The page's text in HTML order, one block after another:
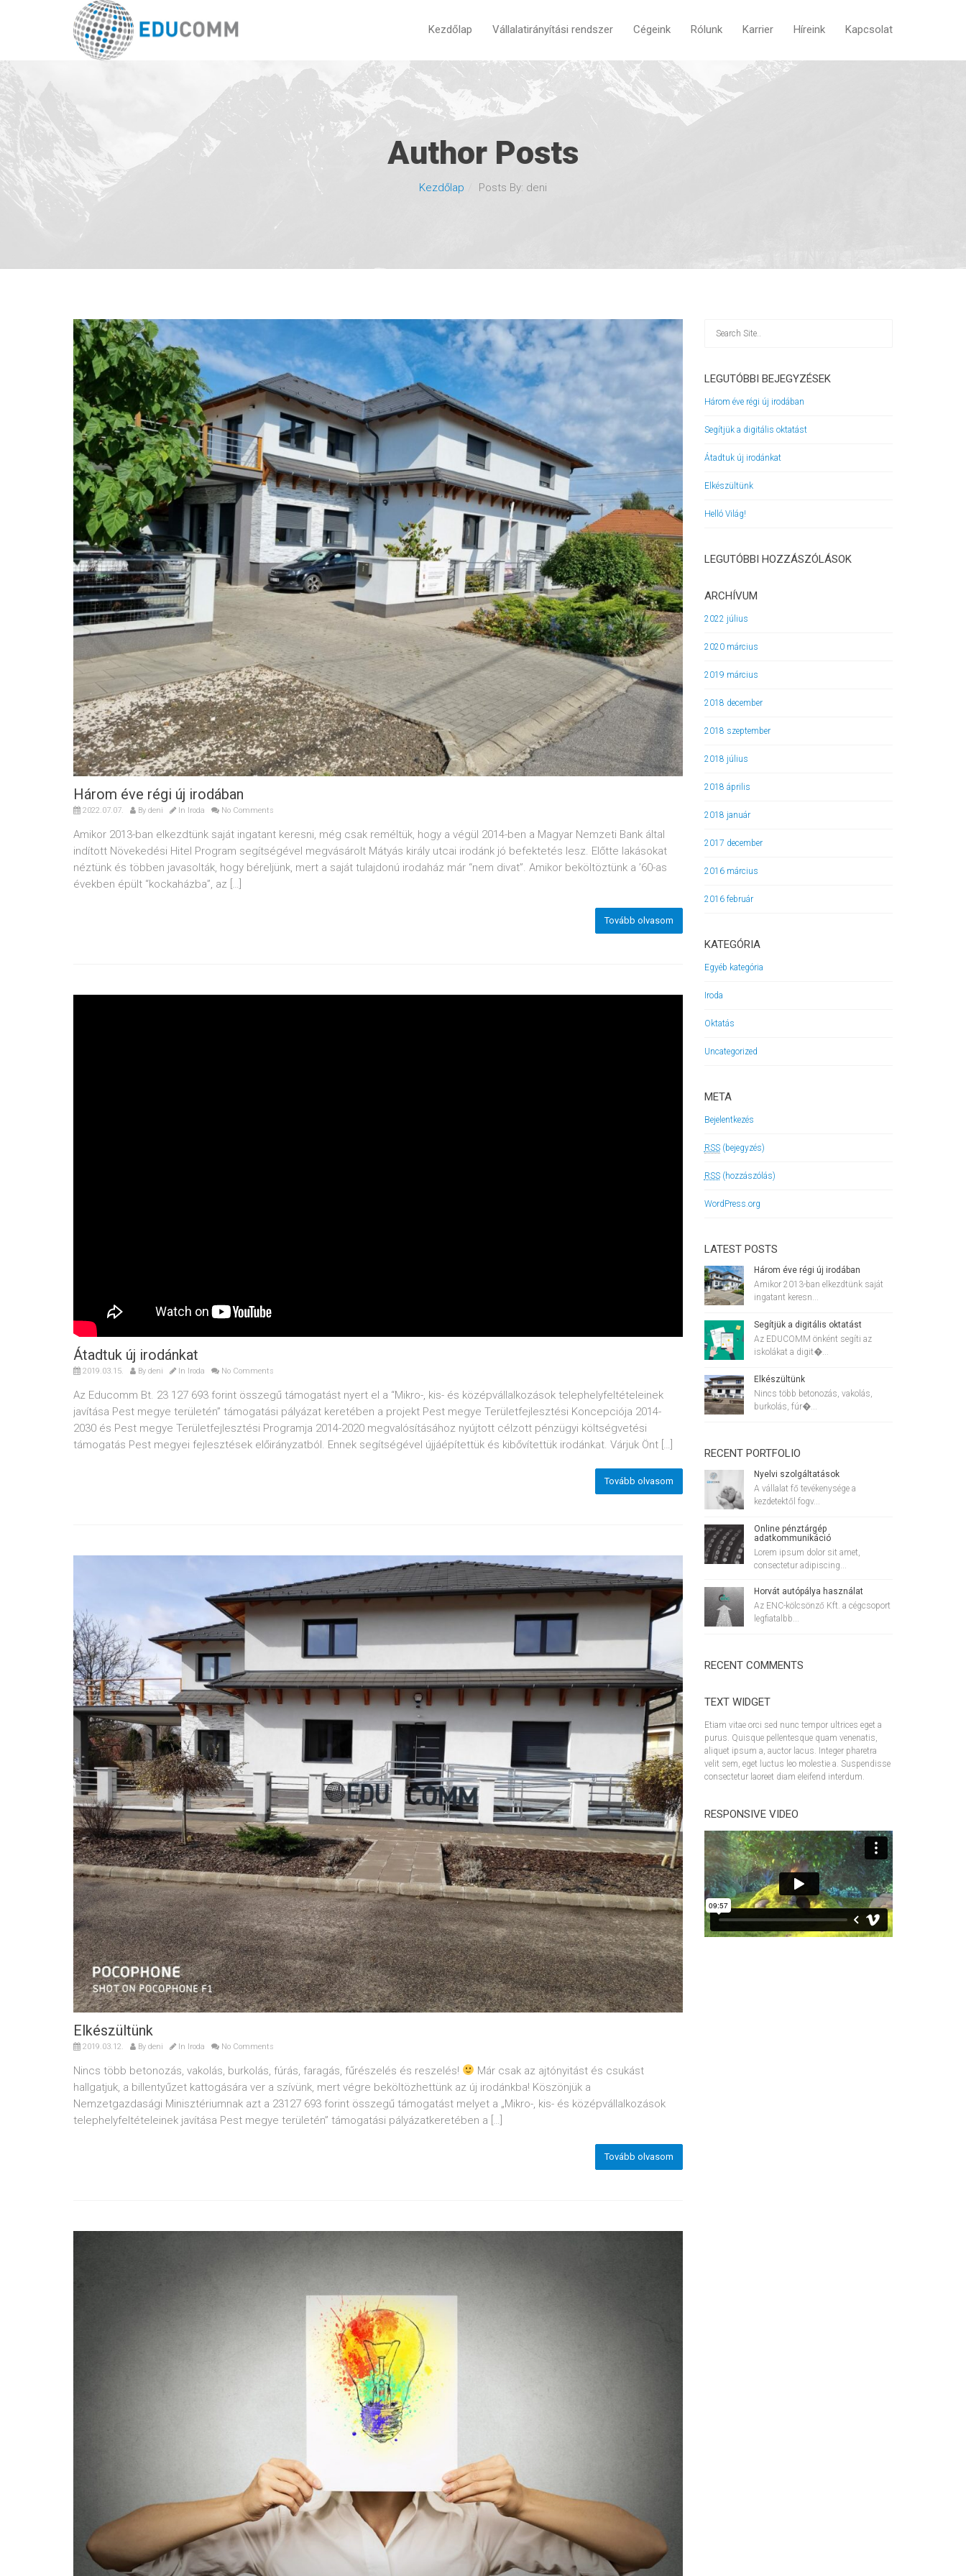
Kezdőlap Vállalatirányítási rendszer Cégeink Rólunk Karrier Híreink Kapcsolat
Author Posts
Kezdőlap Posts By: deni
Három éve régi új irodában
2022.07.07. By deni In Iroda No Comments
Amikor 2013-ban elkezdtünk saját ingatant keresni, még csak reméltük, hogy a végül 2014-ben a Magyar Nemzeti Bank által
indított Növekedési Hitel Program segítségével megvásárolt Mátyás király utcai irodánk jó befektetés lesz. Előtte lakásokat
néztünk és többen javasolták, hogy béreljünk, mert a saját tulajdonú irodaház már “nem divat”. Amikor beköltöztünk a ’60-as
években épült “kockaházba”, az […]
Tovább olvasom
Átadtuk új irodánkat
2019.03.15. By deni In Iroda No Comments
Az Educomm Bt. 23 127 693 forint összegű támogatást nyert el a “Mikro-, kis- és középvállalkozások telephelyfeltételeinek
javítása Pest megye területén” támogatási pályázat keretében a projekt Pest megye Területfejlesztési Koncepciója 2014-
2030 és Pest megye Területfejlesztési Programja 2014-2020 megvalósításához nyújtott célzott pénzügyi költségvetési
támogatás Pest megyei fejlesztések előirányzatból. Ennek segítségével újjáépítettük és kibővítettük irodánkat. Várjuk Önt […]
Tovább olvasom
Elkészültünk
2019.03.12. By deni In Iroda No Comments
Nincs több betonozás, vakolás, burkolás, fúrás, faragás, fűrészelés és reszelés!
Már csak az ajtónyitást és csukást
hallgatjuk, a billentyűzet kattogására ver a szívünk, mert végre beköltözhettünk az új irodánkba! Köszönjük a
Nemzetgazdasági Minisztériumnak azt a 23127 693 forint összegű támogatást melyet a „Mikro-, kis- és középvállalkozások
telephelyfeltételeinek javítása Pest megye területén” támogatási pályázatkeretében a […]
Tovább olvasom
LEGUTÓBBI BEJEGYZÉSEK
Három éve régi új irodában
Segítjük a digitális oktatást
Átadtuk új irodánkat
Elkészültünk
Helló Világ!
LEGUTÓBBI HOZZÁSZÓLÁSOK
ARCHÍVUM
2022 július
2020 március
2019 március
2018 december
2018 szeptember
2018 július
2018 április
2018 január
2017 december
2016 március
2016 február
KATEGÓRIA
Egyéb kategória
Iroda
Oktatás
Uncategorized
META
Bejelentkezés
RSS(bejegyzés)
RSS(hozzászólás)
WordPress.org
LATEST POSTS
Három éve régi új irodában
Amikor 2013-ban elkezdtünk saját
ingatant keresn...
Segítjük a digitális oktatást
Az EDUCOMM önként segíti az
iskolákat a digit�...
Elkészültünk
Nincs több betonozás, vakolás,
burkolás, fúr�...
RECENT PORTFOLIO
Nyelvi szolgáltatások
A vállalat fő tevékenysége a
kezdetektől fogv...
Online pénztárgép
adatkommunikáció
Lorem ipsum dolor sit amet,
consectetur adipiscing...
Horvát autópálya használat
Az ENC-kölcsönző Kft. a cégcsoport
legfiatalbb...
RECENT COMMENTS
TEXT WIDGET
Etiam vitae orci sed nunc tempor ultrices eget a
purus. Quisque pellentesque quam venenatis,
aliquet ipsum a, auctor lacus. Integer pharetra
velit sem, eget luctus leo molestie a. Suspendisse
consectetur laoreet diam eleifend interdum.
RESPONSIVE VIDEO